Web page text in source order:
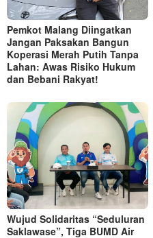
Pemkot Malang Diingatkan
Jangan Paksakan Bangun
Koperasi Merah Putih Tanpa
Lahan: Awas Risiko Hukum
dan Bebani Rakyat!
Wujud Solidaritas “Seduluran
Saklawase”, Tiga BUMD Air